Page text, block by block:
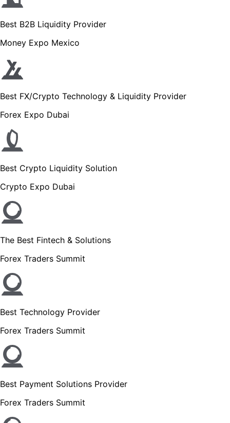
Best B2B Liquidity Provider
Money Expo Mexico
Best FX/Crypto Technology & Liquidity Provider
Forex Expo Dubai
Best Crypto Liquidity Solution
Crypto Expo Dubai
The Best Fintech & Solutions
Forex Traders Summit
Best Technology Provider
Forex Traders Summit
Best Payment Solutions Provider
Forex Traders Summit